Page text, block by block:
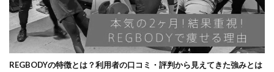
REGBODYの特徴とは？利用者の口コミ・評判から見えてきた強みとは